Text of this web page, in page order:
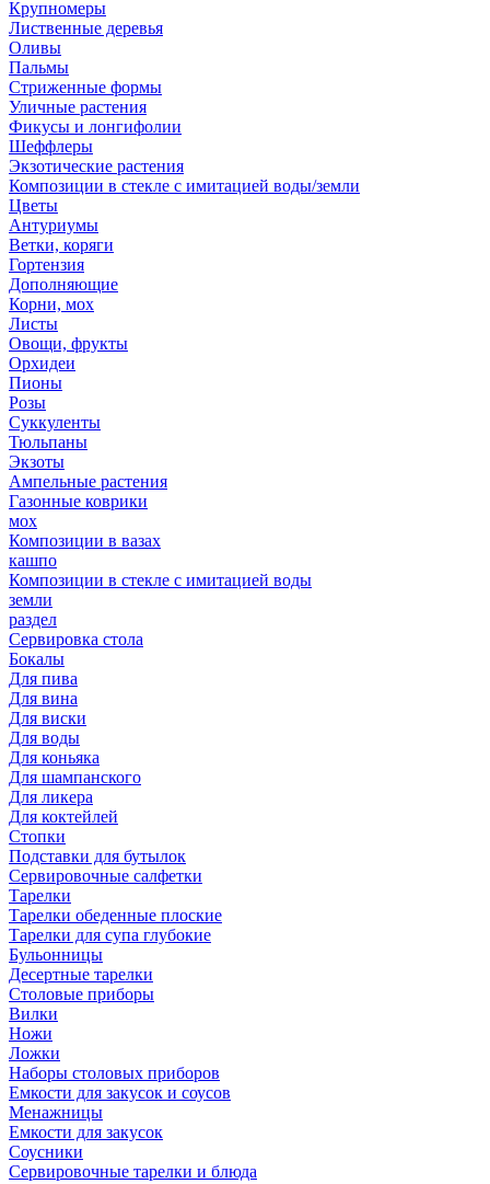
Крупномеры
Лиственные деревья
Оливы
Пальмы
Стриженные формы
Уличные растения
Фикусы и лонгифолии
Шеффлеры
Экзотические растения
Композиции в стекле с имитацией воды/земли
Цветы
Антуриумы
Ветки, коряги
Гортензия
Дополняющие
Корни, мох
Листы
Овощи, фрукты
Орхидеи
Пионы
Розы
Суккуленты
Тюльпаны
Экзоты
Ампельные растения
Газонные коврики
мох
Композиции в вазах
кашпо
Композиции в стекле с имитацией воды
земли
раздел
Сервировка стола
Бокалы
Для пива
Для вина
Для виски
Для воды
Для коньяка
Для шампанского
Для ликера
Для коктейлей
Стопки
Подставки для бутылок
Сервировочные салфетки
Тарелки
Тарелки обеденные плоские
Тарелки для супа глубокие
Бульонницы
Десертные тарелки
Столовые приборы
Вилки
Ножи
Ложки
Наборы столовых приборов
Емкости для закусок и соусов
Менажницы
Емкости для закусок
Соусники
Сервировочные тарелки и блюда